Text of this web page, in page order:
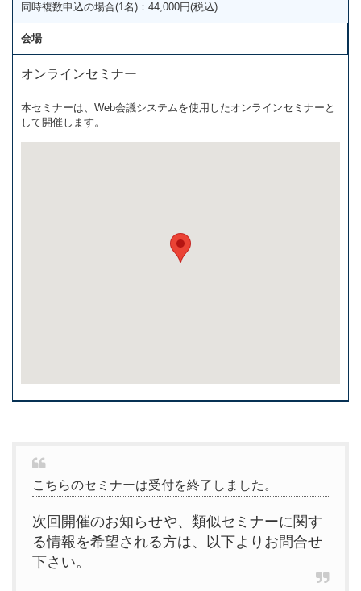
同時複数申込の場合(1名)：44,000円(税込)
会場
オンラインセミナー
本セミナーは、Web会議システムを使用したオンラインセミナーと
して開催します。
こちらのセミナーは受付を終了しました。
次回開催のお知らせや、類似セミナーに関す
る情報を希望される方は、以下よりお問合せ
下さい。